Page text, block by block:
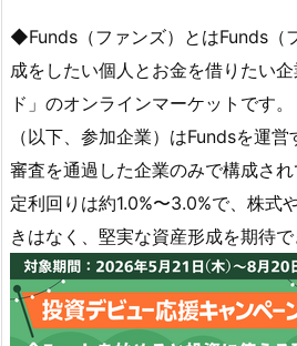
◆Funds（ファンズ）とはFunds（
成をしたい個人とお金を借りたい
ド」のオンラインマーケットです
（以下、参加企業）はFundsを運
審査を通過した企業のみで構成さ
定利回りは約1.0%〜3.0%で、株式
きはなく、堅実な資産形成を期待で